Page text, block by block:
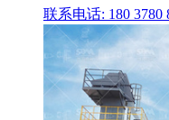
联系电话: 180 3780